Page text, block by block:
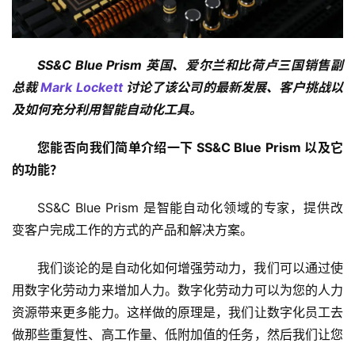
SS&C Blue Prism 英国、爱尔兰和比荷卢三国销售副
总裁 Mark Lockett 讨论了该公司的最新发展、客户挑战以
及如何充分利用智能自动化工具。
您能否向我们简单介绍一下 SS&C Blue Prism 以及它
的功能？
SS&C Blue Prism 是智能自动化领域的专家，提供改
变客户完成工作的方式的产品和解决方案。
我们谈论的是自动化如何增强劳动力，我们可以通过使
用数字化劳动力来增加人力。数字化劳动力可以为您的人力
资源带来更多能力。这样做的原理是，我们让数字化员工去
做那些重复性、高工作量、低附加值的任务，然后我们让您